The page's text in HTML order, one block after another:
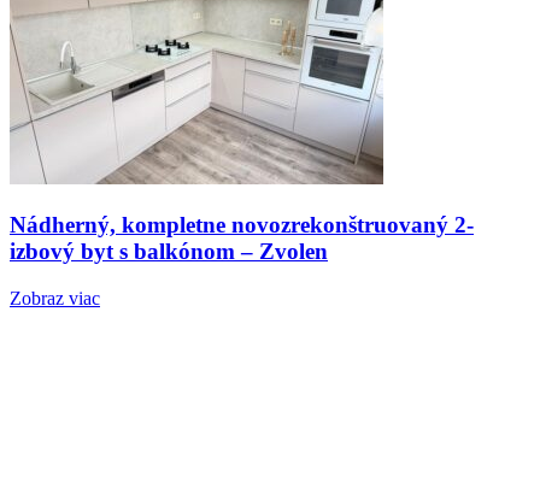
Nádherný, kompletne novozrekonštruovaný 2-
izbový byt s balkónom – Zvolen
Zobraz viac